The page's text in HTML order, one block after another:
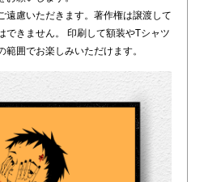
遠慮いただきます。著作権は譲渡して
できません。 印刷して額装やTシャツ
囲でお楽しみいただけます。